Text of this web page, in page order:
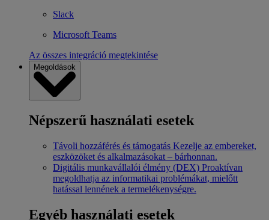
Slack
Microsoft Teams
Az összes integráció megtekintése
Megoldások
Népszerű használati esetek
Távoli hozzáférés és támogatás Kezelje az embereket,
eszközöket és alkalmazásokat – bárhonnan.
Digitális munkavállalói élmény (DEX) Proaktívan
megoldhatja az informatikai problémákat, mielőtt
hatással lennének a termelékenységre.
Egyéb használati esetek